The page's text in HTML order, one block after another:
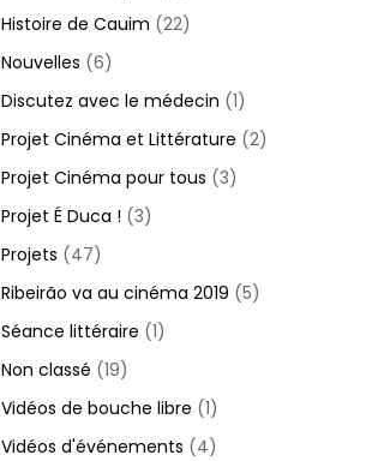
Histoire de Cauim (22)
Nouvelles (6)
Discutez avec le médecin (1)
Projet Cinéma et Littérature (2)
Projet Cinéma pour tous (3)
Projet É Duca ! (3)
Projets (47)
Ribeirão va au cinéma 2019 (5)
Séance littéraire (1)
Non classé (19)
Vidéos de bouche libre (1)
Vidéos d'événements (4)